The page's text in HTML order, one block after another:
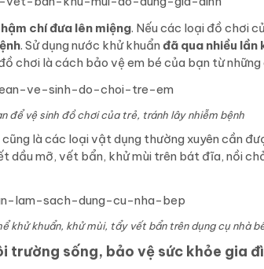
chí đưa lên miệng. Nếu các loại đồ chơi
. Sử dụng nước khử khuẩn đã qua nhiều lần
chơi là cách bảo vệ em bé của bạn từ
để vệ sinh đồ chơi của trẻ, tránh lây nhiễm bệnh
cũng là các loại vật dụng thường xuyên cần
dầu mỡ, vết bẩn, khử mùi trên bát đĩa, nồi
khử khuẩn, khử mùi, tẩy vết bẩn trên dụng cụ nhà
trường sống, bảo vệ sức khỏe gia